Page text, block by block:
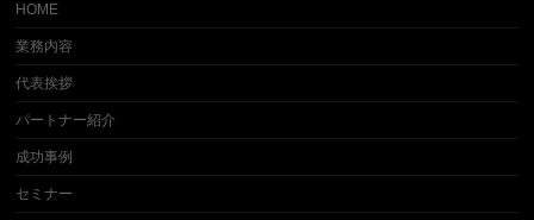
HOME
業務内容
代表挨拶
パートナー紹介
成功事例
セミナー